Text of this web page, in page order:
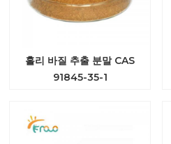
홀리 바질 추출 분말 CAS
91845-35-1